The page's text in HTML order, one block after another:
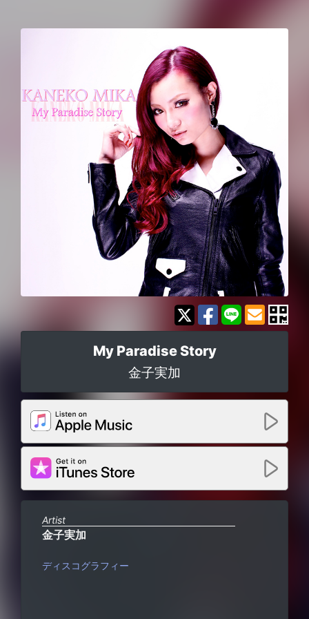
My Paradise Story
金子実加
Artist
金子実加
ディスコグラフィー